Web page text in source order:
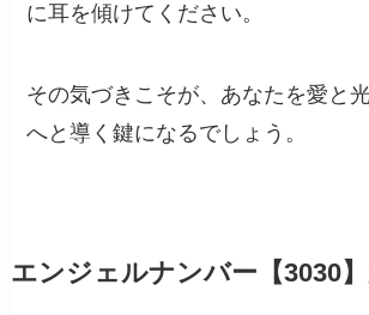
に耳を傾けてください。
その気づきこそが、あなたを愛と
へと導く鍵になるでしょう。
エンジェルナンバー【3030